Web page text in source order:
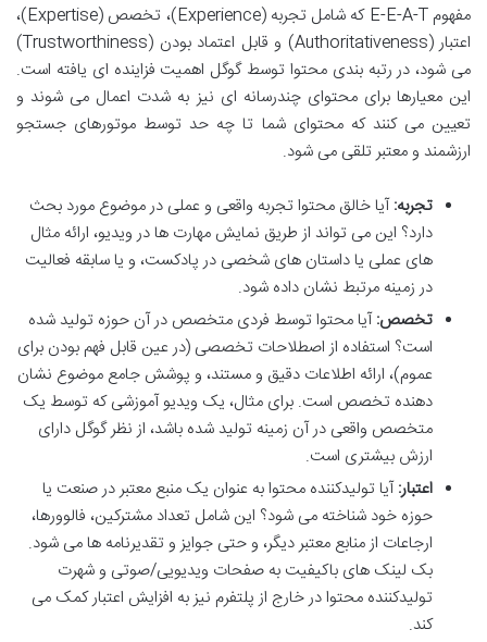
مفهوم E-E-A-T که شامل تجربه (Experience)، تخصص (Expertise)،
اعتبار (Authoritativeness) و قابل اعتماد بودن (Trustworthiness)
می شود، در رتبه بندی محتوا توسط گوگل اهمیت فزاینده ای یافته است.
این معیارها برای محتوای چندرسانه ای نیز به شدت اعمال می شوند و
تعیین می کنند که محتوای شما تا چه حد توسط موتورهای جستجو
ارزشمند و معتبر تلقی می شود.
تجربه:آیا خالق محتوا تجربه واقعی و عملی در موضوع مورد بحث
دارد؟ این می تواند از طریق نمایش مهارت ها در ویدیو، ارائه مثال
های عملی یا داستان های شخصی در پادکست، و یا سابقه فعالیت
در زمینه مرتبط نشان داده شود.
تخصص:آیا محتوا توسط فردی متخصص در آن حوزه تولید شده
است؟ استفاده از اصطلاحات تخصصی (در عین قابل فهم بودن برای
عموم)، ارائه اطلاعات دقیق و مستند، و پوشش جامع موضوع نشان
دهنده تخصص است. برای مثال، یک ویدیو آموزشی که توسط یک
متخصص واقعی در آن زمینه تولید شده باشد، از نظر گوگل دارای
ارزش بیشتری است.
اعتبار:آیا تولیدکننده محتوا به عنوان یک منبع معتبر در صنعت یا
حوزه خود شناخته می شود؟ این شامل تعداد مشترکین، فالوورها،
ارجاعات از منابع معتبر دیگر، و حتی جوایز و تقدیرنامه ها می شود.
بک لینک های باکیفیت به صفحات ویدیویی/صوتی و شهرت
تولیدکننده محتوا در خارج از پلتفرم نیز به افزایش اعتبار کمک می
کند.